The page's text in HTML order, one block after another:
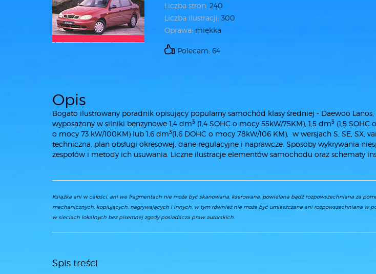
Liczba stron: 240
Liczba ilustracji: 300
Oprawa: miękka
Polecam: 64
Opis
Bogato ilustrowany poradnik opisujący popularny samochód klasy średniej - Daewoo Lanos,
wyposażony w silniki benzynowe 1,4 dm3 (1,4 SOHC o mocy 55kW/75KM), 1,5 dm3 (1,5 SOHC
o mocy 73 kW/100KM) lub 1,6 dm3(1,6 DOHC o mocy 78kW/106 KM), w wersjach S, SE, SX,
techniczna, plan obsługi okresowej, dane regulacyjne i naprawcze. Sposoby wykrywania
zespołów i metody ich usuwania. Liczne ilustracje elementów samochodu oraz schematy
Książka ani w całości, ani we fragmentach nie może być skanowana, kserowana, powielana bądź rozpowszechniana za
mechanicznych, kopiujących, nagrywających i innych, w tym również nie może być umieszczana ani rozpowszechniana w
w sieciach lokalnych bez pisemnej zgody posiadacza praw autorskich.
Spis treści